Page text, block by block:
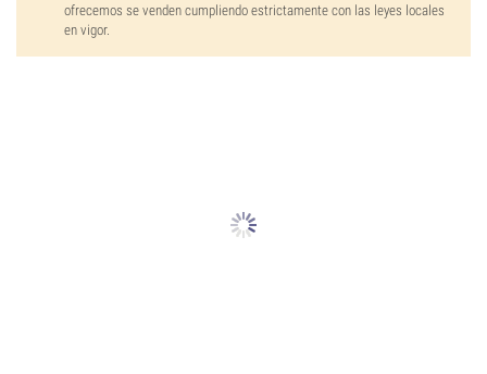
ofrecemos se venden cumpliendo estrictamente con las leyes locales
en vigor.